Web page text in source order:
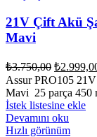
21V Çift Akü
Mavi
₺3.750,00 Orijinal
fiyat:
₺
Assur PRO105
Mavi 25 parça 450
İstek listesine ekle
Devamını oku
Hızlı görünüm